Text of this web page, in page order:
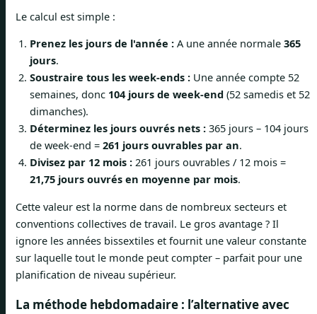
Le calcul est simple :
Prenez les jours de l'année : A une année normale 365
jours.
Soustraire tous les week-ends : Une année compte 52
semaines, donc 104 jours de week-end (52 samedis et 52
dimanches).
Déterminez les jours ouvrés nets : 365 jours – 104 jours
de week-end = 261 jours ouvrables par an.
Divisez par 12 mois : 261 jours ouvrables / 12 mois =
21,75 jours ouvrés en moyenne par mois.
Cette valeur est la norme dans de nombreux secteurs et
conventions collectives de travail. Le gros avantage ? Il
ignore les années bissextiles et fournit une valeur constante
sur laquelle tout le monde peut compter – parfait pour une
planification de niveau supérieur.
La méthode hebdomadaire : l’alternative avec